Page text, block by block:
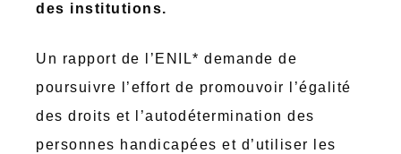
des institutions.
Un rapport de l’ENIL* demande de
poursuivre l’effort de promouvoir l’égalité
des droits et l’autodétermination des
personnes handicapées et d’utiliser les